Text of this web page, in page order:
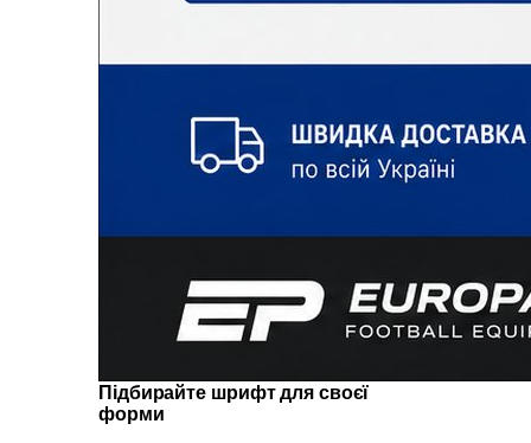
Підбирайте шрифт для своєї
форми